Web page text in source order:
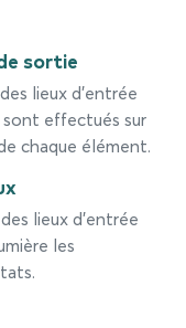
sortie
lieux d’entrée
effectués sur
chaque élément.
lieux d’entrée
les